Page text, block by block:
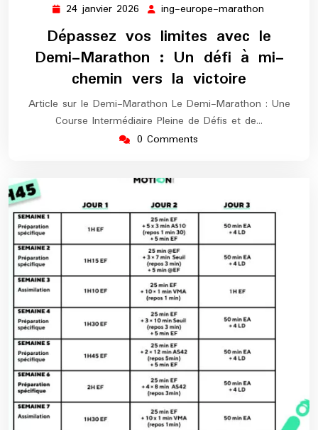
24 janvier 2026 24
janvier
2026
ing-europe-marathon
marathon
Dépassez vos limites avec le
Demi-Marathon : Un défi à mi-
chemin vers la victoire
Article sur le Demi-Marathon Le Demi-Marathon : Une
Course Intermédiaire Pleine de Défis et de…
0 Comments